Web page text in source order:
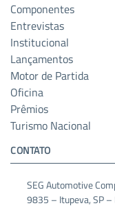
Componentes
Entrevistas
Institucional
Lançamentos
Motor de Partida
Oficina
Prêmios
Turismo Nacional
CONTATO
SEG Automotive
9835 – Itupeva, SP –